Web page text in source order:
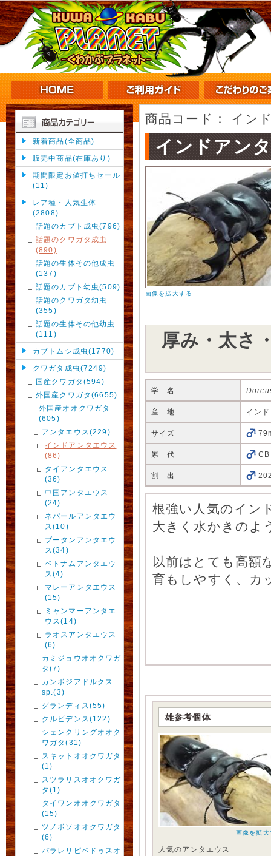
新着商品(全商品)
販売中商品(在庫あり)
期間限定お値打ちセール
(11)
レア種・人気生体
(2808)
話題のカブト成虫(796)
話題のクワガタ成虫
(890)
話題の生体その他成虫
(137)
話題のカブト幼虫(509)
話題のクワガタ幼虫
(355)
話題の生体その他幼虫
(111)
カブトムシ成虫(1770)
クワガタ成虫(7249)
国産クワガタ(594)
外国産クワガタ(6655)
外国産オオクワガタ
(605)
アンタエウス(229)
インドアンタエウス
(86)
タイアンタエウス
(36)
中国アンタエウス
(24)
ネパールアンタエウ
ス(10)
ブータンアンタエウ
ス(34)
ベトナムアンタエウ
ス(4)
マレーアンタエウス
(15)
ミャンマーアンタエ
ウス(14)
ラオスアンタエウス
(6)
カミジョウオオクワガ
タ(7)
カンボジアドルクス
sp.(3)
グランディス(55)
クルビデンス(122)
シェンクリングオオク
ワガタ(31)
スキットオオクワガタ
(1)
スツラリスオオクワガ
タ(1)
タイワンオオクワガタ
(15)
ツノボソオオクワガタ
(6)
パラレリピペドゥスオ
商品コード： イン
インドアン
画像を拡大する
厚み・太さ
学 名
産 地 イン
サイズ
累 代 CB
割 出
根強い人気のイン
大きく水かきのよ
以前はとても高額
育もしやすく、
雄参考個体
画像を拡大
人気のアンタエウス